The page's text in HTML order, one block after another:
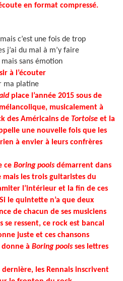
en format compressé.
c’est une fois de trop
j’ai du mal à m’y faire
sans émotion
à l’écouter
ma platine
place l’année 2015 sous de
musicalement à
des Américains de Tortoise et la
une nouvelle fois que les
à envier à leurs confrères
ce Boring poolsdémarrent dans
les trois guitaristes du
l’intérieur et la fin de ces
le quintette n’a que deux
de chacun de ses musiciens
se ressent, ce rock est bancal
juste et ces chansons
à Boring poolsses lettres
dernière, les Rennais inscrivent